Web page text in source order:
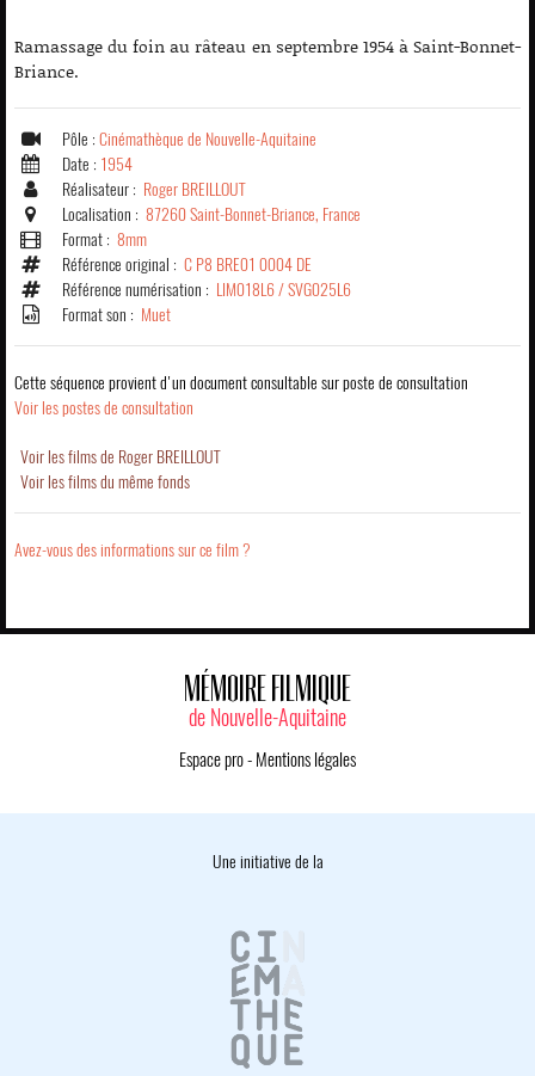
Ramassage du foin au râteau en septembre 1954 à Saint-Bonnet-
Briance.
Pôle : Cinémathèque de Nouvelle-Aquitaine
Date : 1954
Réalisateur : Roger BREILLOUT
Localisation : 87260 Saint-Bonnet-Briance, France
Format : 8mm
Référence original : C P8 BRE01 0004 DE
Référence numérisation : LIM018L6 / SVG025L6
Format son : Muet
Cette séquence provient d'un document consultable sur poste de consultation
Voir les postes de consultation
Voir les films de Roger BREILLOUT
Voir les films du même fonds
Avez-vous des informations sur ce film ?
MÉMOIRE FILMIQUE
de Nouvelle-Aquitaine
Espace pro- Mentions légales
Une initiative de la